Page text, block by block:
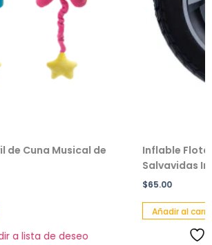
de Cuna Musical de
a lista de deseo
Inflable
Salvavidas
$65.00
Añadir al